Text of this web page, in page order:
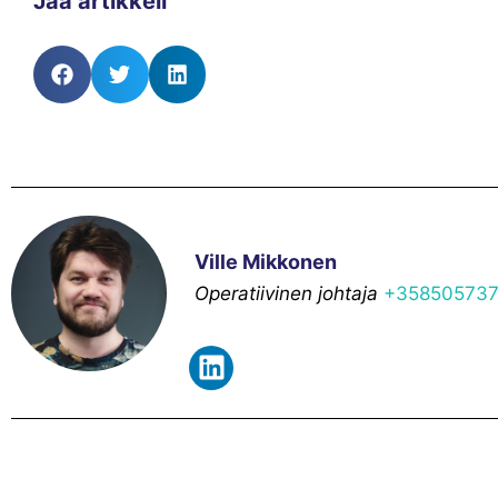
Ville Mikkonen
Operatiivinen johtaja